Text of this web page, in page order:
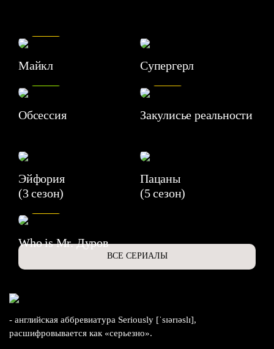
Майкл Супергерл
Обсессия
7.1
Закулисье реальности
Эйфория
(3 сезон)
Пацаны
(5 сезон)
Who is Mr. Дуров
ВСЕ СЕРИАЛЫ
- английская аббревиатура Seriously [ˈsɪərɪəslɪ],
расшифровывается как «серьезно».